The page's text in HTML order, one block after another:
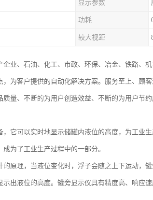
显示参数
功耗
较大视距
业、石油、化工、市政、环保、冶金、铁路、
为客户提供的自动化解决方案。服务至上、顾
量、不断的为用户创造效益、不断的为用户节
它可以实时地显示储罐内液位的高度，为工业
为了工业生产过程中的一部分。
原理，当液位变化时，浮子会随之上下运动，
出液位的高度。罐旁显示仪具有精度高、响应